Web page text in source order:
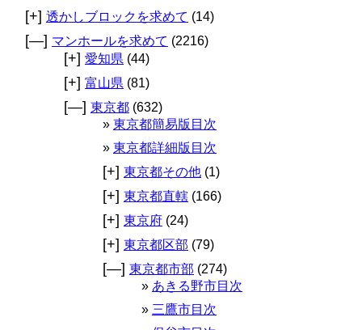
[+] 透かしブロックを求めて (14)
[—] マンホールを求めて (2216)
[+] 愛知県 (44)
[+] 富山県 (81)
[—] 東京都 (632)
東京都簡易版目次
東京都詳細版目次
[+] 東京都その他 (1)
[+] 東京都直轄 (166)
[+] 東京府 (24)
[+] 東京都区部 (79)
[—] 東京都市部 (274)
あきる野市目次
三鷹市目次